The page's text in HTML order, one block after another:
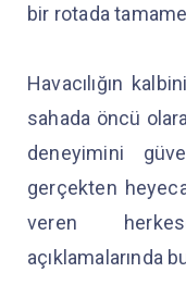
bir rotada
Havacılığın
sahada öncü
deneyimini
gerçekten
veren
açıklamalarında